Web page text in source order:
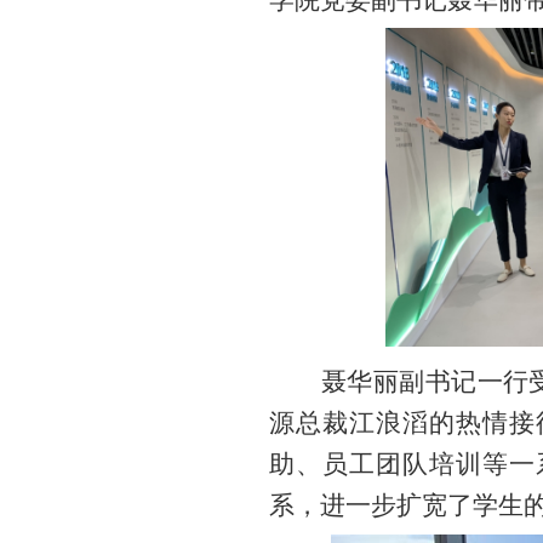
聂华丽副书记一行
源总裁江浪滔的热情
助、员工团队培训等
系，进一步扩宽了学生